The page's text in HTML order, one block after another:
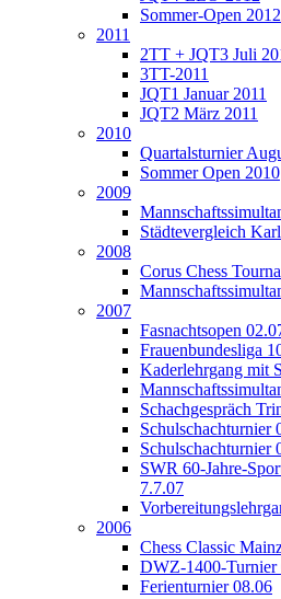
Sommer-Open 2012
2011
2TT + JQT3 Juli
3TT-2011
JQT1 Januar 2011
JQT2 März 2011
2010
Quartalsturnier
Sommer Open 2010
2009
Städtevergleich
2008
Corus Chess
2007
Fasnachtsopen
Frauenbundesliga
Kaderlehrgang mit
Schachgespräch
Schulschachturnier
Schulschachturnier
SWR 60-Jahre-
7.7.07
2006
Chess Classic
DWZ-1400-Turnier
Ferienturnier 08.06